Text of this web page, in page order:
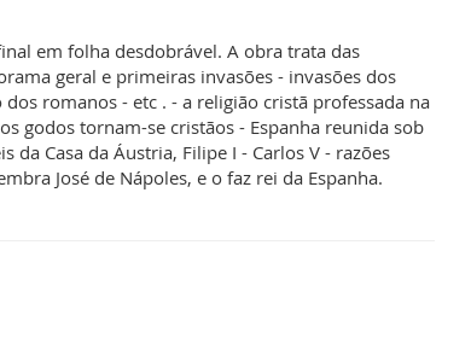
em folha desdobrável. A obra trata das
geral e primeiras invasões - invasões dos
romanos - etc . - a religião cristã professada na
godos tornam-se cristãos - Espanha reunida sob
da Casa da Áustria, Filipe I - Carlos V - razões
José de Nápoles, e o faz rei da Espanha.